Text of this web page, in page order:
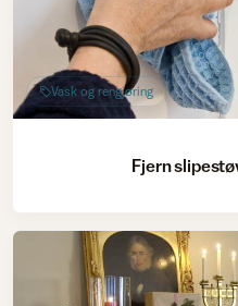
Vask og rengjøring
Fjern